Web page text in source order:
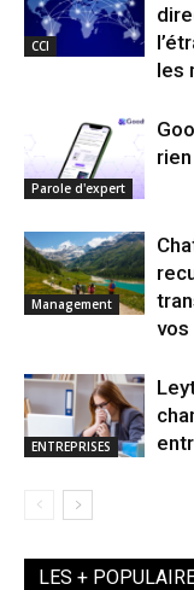
CCI
les
Parole d'expert
Management
vos
ENTREPRISES
LES +